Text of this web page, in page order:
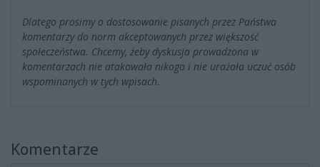
Dlatego prosimy o dostosowanie pisanych przez Państwa
komentarzy do norm akceptowanych przez większość
społeczeństwa. Chcemy, żeby dyskusja prowadzona w
komentarzach nie atakowała nikogo i nie urażała uczuć osób
wspominanych w tych wpisach.
Komentarze